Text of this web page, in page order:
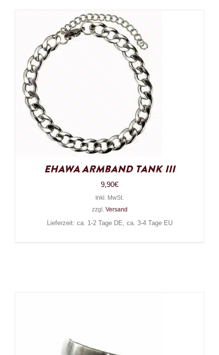
EHAWA Armband Tank III
9,90€
Inkl. MwSt.
zzgl. Versand
Lieferzeit: ca. 1-2 Tage DE, ca. 3-4 Tage EU